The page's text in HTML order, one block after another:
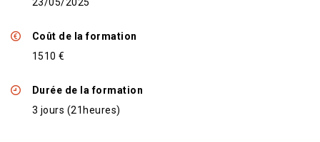
Coût de la formation
1510 €
Durée de la formation
3 jours (21heures)